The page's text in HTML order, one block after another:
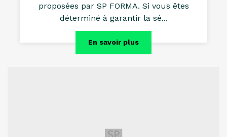
proposées par SP FORMA. Si vous êtes
déterminé à garantir la sé...
En savoir plus